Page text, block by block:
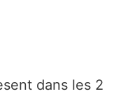
dans les 2